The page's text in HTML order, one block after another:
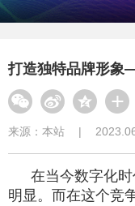
打造独特品牌形象
来源： 本站 |
在当今数字化
明显。而在这个竞